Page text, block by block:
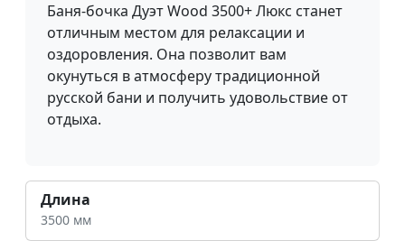
Баня-бочка Дуэт Wood 3500+ Люкс станет
отличным местом для релаксации и
оздоровления. Она позволит вам
окунуться в атмосферу традиционной
русской бани и получить удовольствие от
отдыха.
Длина
3500 мм